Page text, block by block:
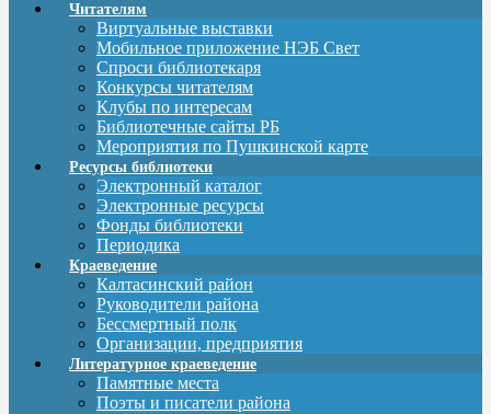
Читателям
Виртуальные выставки
Мобильное приложение НЭБ Свет
Спроси библиотекаря
Конкурсы читателям
Клубы по интересам
Библиотечные сайты РБ
Мероприятия по Пушкинской карте
Ресурсы библиотеки
Электронный каталог
Электронные ресурсы
Фонды библиотеки
Периодика
Краеведение
Калтасинский район
Руководители района
Бессмертный полк
Организации, предприятия
Литературное краеведение
Памятные места
Поэты и писатели района